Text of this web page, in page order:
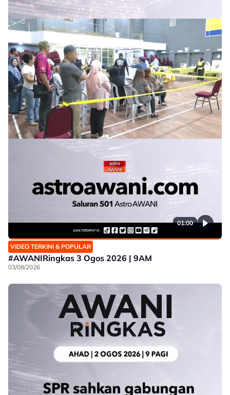
01:00
VIDEO TERKINI & POPULAR
#AWANIRingkas 3 Ogos 2026 | 9AM
03/08/2026